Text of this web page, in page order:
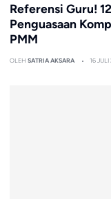
Referensi Guru!
Penguasaan
PMM
OLEH SATRIA AKSARA 16